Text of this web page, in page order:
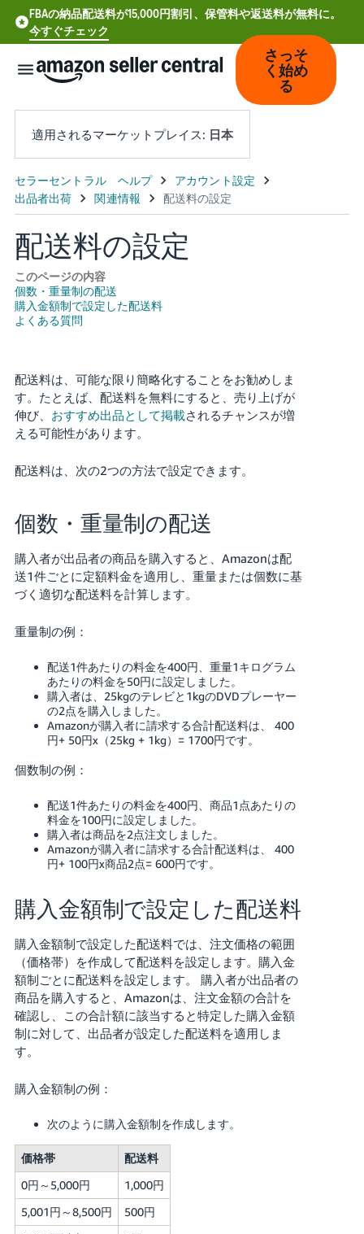
FBAの納品配送料が15,000円割引、保管料や返送料が無料に。
今すぐチェック
日
本
中
文
-
CN
Deutsch
- DE
Français
- FR
- IT
국
어
-
KR
日
語
-
JP
English
- JP
ロ
イ
ン
さ
っ
そ
く
め
る
さっそ
く始め
る
適用されるマーケットプレイス: 日本
配送料の設定
このページの内容
個数・重量制の配送
購入金額制で設定した配送料
よくある質問
配送料は、可能な限り簡略化することをお勧めしま
す。 たとえば、配送料を無料にすると、売り上げが
伸び、 おすすめ出品として掲載されるチャンスが増
える可能性があります。
配送料は、次の2つの方法で設定できます。
個数・重量制の配送
購入者が出品者の商品を購入すると、Amazonは配
送1件ごとに定額料金を適用し、重量または個数に基
づく適切な配送料を計算します。
重量制の例：
配送1件あたりの料金を400円、重量1キログラム
あたりの料金を50円に設定しました。
購入者は、25kgのテレビと1kgのDVDプレーヤー
の2点を購入しました。
Amazonが購入者に請求する合計配送料は、 400
円+ 50円x（25kg + 1kg）= 1700円です。
個数制の例：
配送1件あたりの料金を400円、商品1点あたりの
料金を100円に設定しました。
購入者は商品を2点注文しました。
Amazonが購入者に請求する合計配送料は、 400
円+ 100円x商品2点= 600円です。
購入金額制で設定した配送料
購入金額制で設定した配送料では、注文価格の範囲
（価格帯）を作成して配送料を設定します。購入金
額制ごとに配送料を設定します。
購入者が出品者の
商品を購入すると、Amazonは、注文金額の合計を
確認し、この合計額に該当すると特定した購入金額
制に対して、出品者が設定した配送料を適用しま
す。
購入金額制の例：
次のように購入金額制を作成します。
価格帯
配送料
0円～5,000円
1,000円
5,001円～8,500円
500円